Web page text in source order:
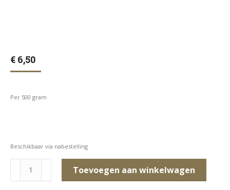
€ 6,50
Per 500 gram
Beschikbaar via nabestelling
orgaan
Toevoegen aan winkelwagen